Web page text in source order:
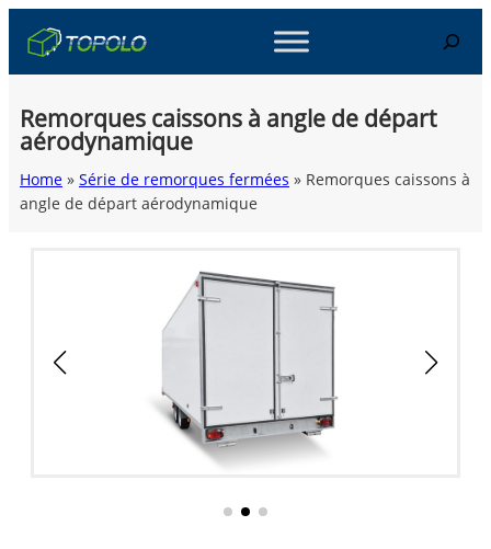
Search
Remorques caissons à angle de départ
aérodynamique
Home » Série de remorques fermées » Remorques caissons à
angle de départ aérodynamique